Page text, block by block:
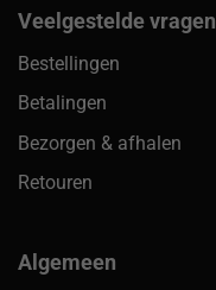
Veelgestelde vragen
Bestellingen
Betalingen
Bezorgen & afhalen
Retouren
Algemeen